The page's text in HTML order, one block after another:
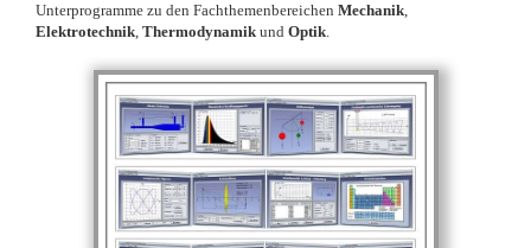
Unterprogramme zu den Fachthemenbereichen Mechanik,
Elektrotechnik, Thermodynamik und Optik.